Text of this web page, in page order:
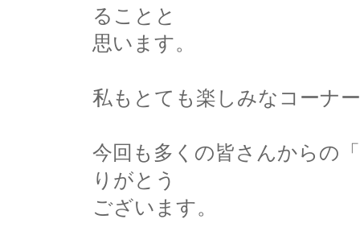
ることと
思います。
私もとても楽しみなコーナ
今回も多くの皆さんからの
りがとう
ございます。